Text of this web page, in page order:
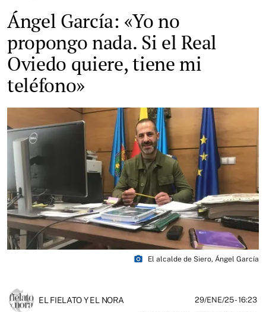
Ángel García: «Yo no
propongo nada. Si el Real
Oviedo quiere, tiene mi
teléfono»
photo_camera El alcalde de Siero, Ángel García
EL FIELATO Y EL NORA 29/ENE/25- 16:23